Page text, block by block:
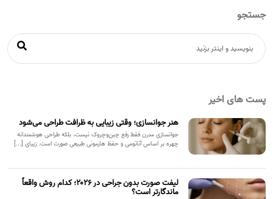
جستجو
پست های اخیر
هنر جوانسازی؛ وقتی زیبایی به ظرافت طراحی می‌شود
جوانسازی مدرن فقط رفع چین‌وچروک نیست، بلکه طراحی هوشمندانه
چهره بر اساس آناتومی و حفظ هارمونی طبیعی صورت است. زیبای [...]
لیفت صورت بدون جراحی در ۲۰۲۶؛ کدام روش واقعاً
ماندگارتر است؟